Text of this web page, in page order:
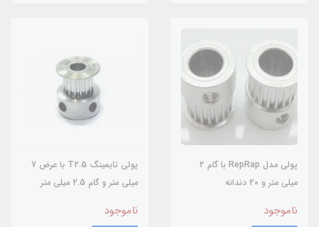
پولی مدل RepRap با گام 2
میلی متر و 20 دندانه
ناموجود
پولی تایمینگ T2.5 با عرض 7
میلی متر و گام 2.5 میلی متر
ناموجود